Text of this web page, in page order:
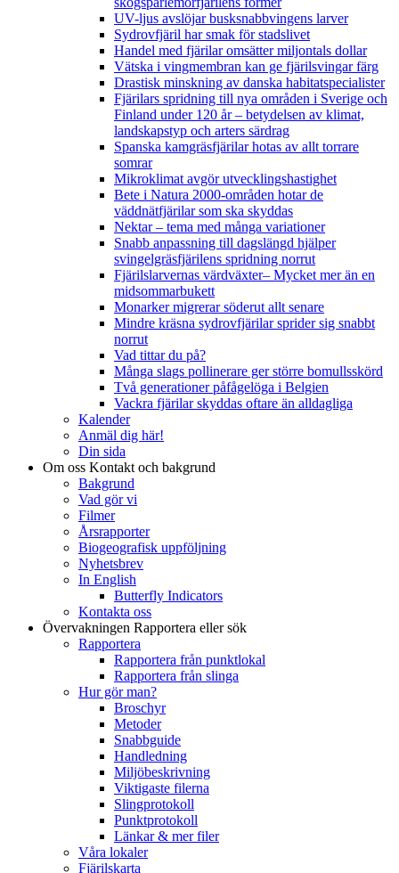
UV-ljus avslöjar busksnabbvingens larver
Sydrovfjäril har smak för stadslivet
Handel med fjärilar omsätter miljontals dollar
Vätska i vingmembran kan ge fjärilsvingar färg
Drastisk minskning av danska habitatspecialister
Fjärilars spridning till nya områden i Sverige och
Finland under 120 år– betydelsen av klimat,
landskapstyp och arters särdrag
Spanska kamgräsfjärilar hotas av allt torrare
somrar
Mikroklimat avgör utvecklingshastighet
Bete i Natura 2000-områden hotar de
väddnätfjärilar som ska skyddas
Nektar – tema med många variationer
Snabb anpassning till dagslängd hjälper
svingelgräsfjärilens spridning norrut
Fjärilslarvernas värdväxter– Mycket mer än en
midsommarbukett
Monarker migrerar söderut allt senare
Mindre kräsna sydrovfjärilar sprider sig snabbt
norrut
Vad tittar du på?
Många slags pollinerare ger större bomullsskörd
Två generationer påfågelöga i Belgien
Vackra fjärilar skyddas oftare än alldagliga
Kalender
Anmäl dig här!
Din sida
Om oss Kontakt och bakgrund
Bakgrund
Vad gör vi
Filmer
Årsrapporter
Biogeografisk uppföljning
Nyhetsbrev
In English
Butterfly Indicators
Kontakta oss
Övervakningen Rapportera eller sök
Rapportera
Rapportera från punktlokal
Rapportera från slinga
Hur gör man?
Broschyr
Metoder
Snabbguide
Handledning
Miljöbeskrivning
Viktigaste filerna
Slingprotokoll
Punktprotokoll
Länkar & mer filer
Våra lokaler
Fjärilskarta